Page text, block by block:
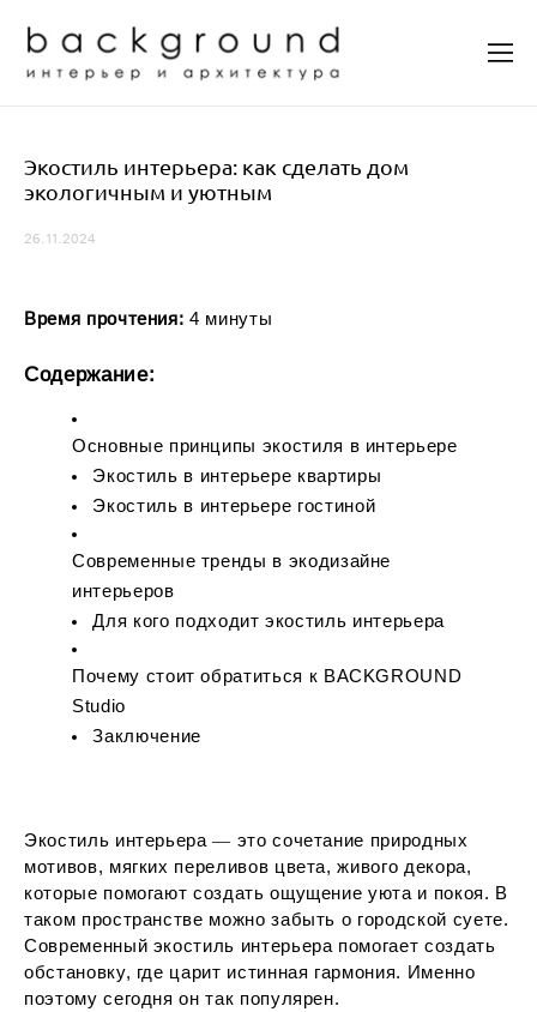
Экостиль интерьера: как сделать дом
экологичным и уютным
26.11.2024
Время прочтения: 4 минуты
Содержание:
Основные принципы экостиля в интерьере
Экостиль в интерьере квартиры
Экостиль в интерьере гостиной
Современные тренды в экодизайне
интерьеров
Для кого подходит экостиль интерьера
Почему стоит обратиться к BACKGROUND
Studio
Заключение
Экостиль интерьера ― это сочетание природных
мотивов, мягких переливов цвета, живого декора,
которые помогают создать ощущение уюта и покоя. В
таком пространстве можно забыть о городской суете.
Современный экостиль интерьера помогает создать
обстановку, где царит истинная гармония. Именно
поэтому сегодня он так популярен.